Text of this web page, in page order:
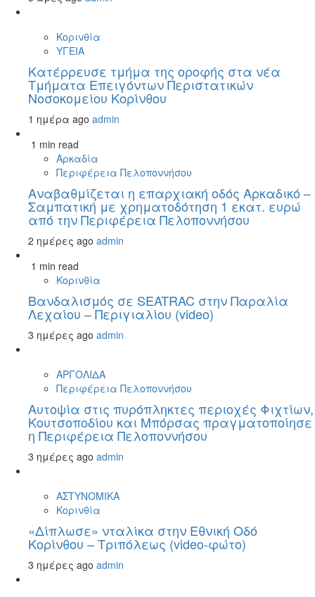
Κορινθία
ΥΓΕΙΑ
Kατέρρευσε τμήμα της οροφής στα νέα
Τμήματα Επειγόντων Περιστατικών
Νοσοκομείου Κορίνθου
1 ημέρα ago admin
1 min read
Αρκαδία
Περιφέρεια Πελοποννήσου
Αναβαθμίζεται η επαρχιακή οδός Αρκαδικό –
Σαμπατική με χρηματοδότηση 1 εκατ. ευρώ
από την Περιφέρεια Πελοποννήσου
2 ημέρες ago admin
1 min read
Κορινθία
Βανδαλισμός σε SEATRAC στην Παραλία
Λεχαίου – Περιγιαλίου (video)
3 ημέρες ago admin
ΑΡΓΟΛΙΔΑ
Περιφέρεια Πελοποννήσου
Αυτοψία στις πυρόπληκτες περιοχές Φιχτίων,
Κουτσοποδίου και Μπόρσας πραγματοποίησε
η Περιφέρεια Πελοποννήσου
3 ημέρες ago admin
ΑΣΤΥΝΟΜΙΚΑ
Κορινθία
«Δίπλωσε» νταλίκα στην Εθνική Oδό
Κορίνθου – Τριπόλεως (video-φώτο)
3 ημέρες ago admin